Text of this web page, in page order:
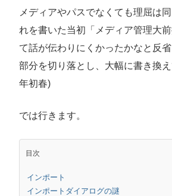
メディアやパスでなくても理屈は
れを書いた当初「メディア管理大
て話が伝わりにくかったかなと反
部分を切り落とし、大幅に書き換
年初春)
では行きます。
目次
インポート
インポートダイアログの謎